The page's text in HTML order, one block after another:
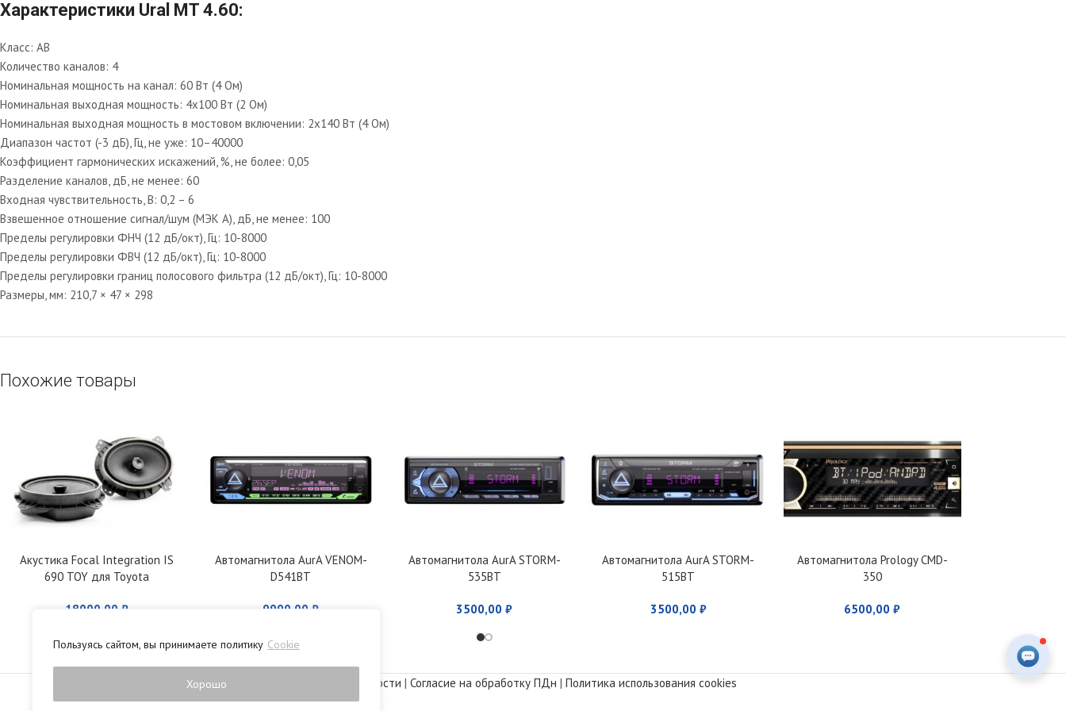
Пользуясь сайтом, вы принимаете политику Cookie
Хорошо
Характеристики Ural MT 4.60:
Класс: AB
Количество каналов: 4
Номинальная мощность на канал: 60 Вт (4 Ом)
Номинальная выходная мощность: 4х100 Вт (2 Ом)
Номинальная выходная мощность в мостовом включении: 2х140 Вт (4 Ом)
Диапазон частот (-3 дБ), Гц, не уже: 10–40000
Коэффициент гармонических искажений, %, не более: 0,05
Разделение каналов, дБ, не менее: 60
Входная чувствительность, В: 0,2 – 6
Взвешенное отношение сигнал/шум (МЭК А), дБ, не менее: 100
Пределы регулировки ФНЧ (12 дБ/окт), Гц: 10-8000
Пределы регулировки ФВЧ (12 дБ/окт), Гц: 10-8000
Пределы регулировки границ полосового фильтра (12 дБ/окт), Гц: 10-8000
Размеры, мм: 210,7 × 47 × 298
Похожие товары
Акустика Focal Integration IS
690 TOY для Toyota
18000,00 ₽
Автомагнитола AurA VENOM-
D541BT
9990,00 ₽
Автомагнитола AurA STORM-
535BT
3500,00₽
Автомагнитола AurA STORM-
515BT
3500,00 ₽
Автомагнитола Prology CMD-
350
6500,00₽
Политика конфиденциальности | Согласие на обработку ПДн | Политика использования cookies